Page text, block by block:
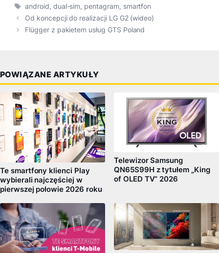
Tagi
android, dual-sim, pentagram, smartfon
Od koncepcji do realizacji LG G2 (wideo)
Flügger z pakietem usług GTS Poland
POWIĄZANE ARTYKUŁY
Te smartfony klienci Play
wybierali najczęściej w
pierwszej połowie 2026 roku
Telewizor Samsung
QN65S99H z tytułem „King
of OLED TV” 2026